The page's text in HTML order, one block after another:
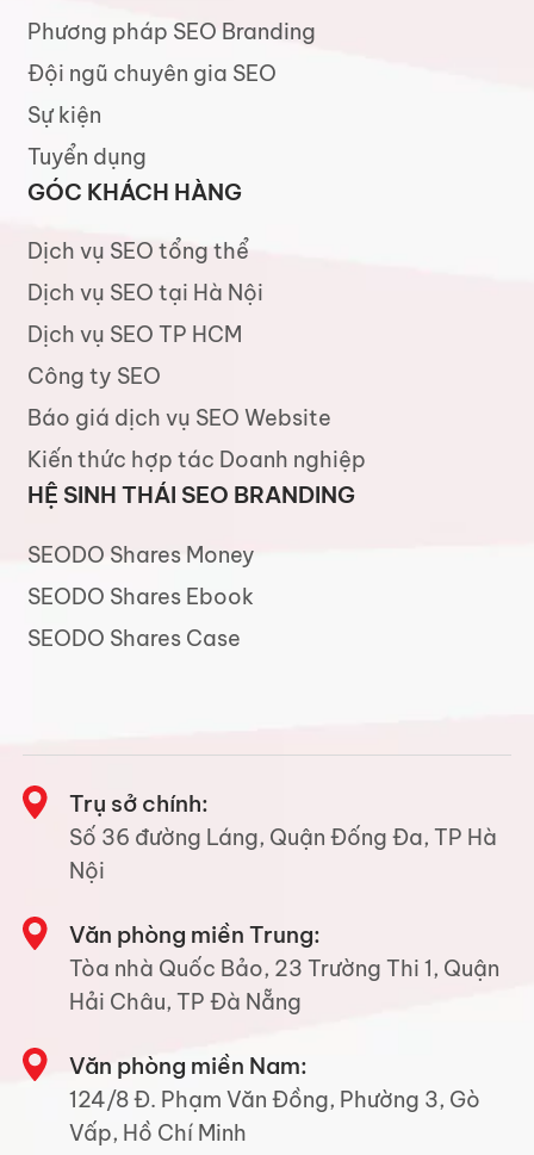
Phương pháp SEO Branding
Đội ngũ chuyên gia SEO
Sự kiện
Tuyển dụng
GÓC KHÁCH HÀNG
Dịch vụ SEO tổng thể
Dịch vụ SEO tại Hà Nội
Dịch vụ SEO TP HCM
Công ty SEO
Báo giá dịch vụ SEO Website
Kiến thức hợp tác Doanh nghiệp
HỆ SINH THÁI SEO BRANDING
SEODO Shares Money
SEODO Shares Ebook
SEODO Shares Case
Trụ sở chính:
Số 36 đường Láng, Quận Đống Đa, TP Hà
Nội
Văn phòng miền Trung:
Tòa nhà Quốc Bảo, 23 Trường Thi 1, Quận
Hải Châu, TP Đà Nẵng
Văn phòng miền Nam:
124/8 Đ. Phạm Văn Đồng, Phường 3, Gò
Vấp, Hồ Chí Minh